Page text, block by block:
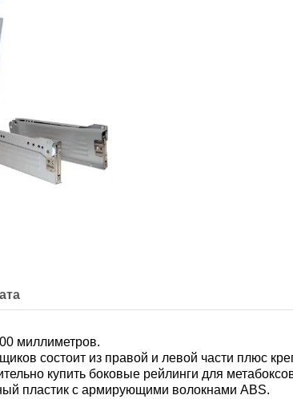
миллиметров.
состоит из правой и левой части плюс
купить боковые рейлинги для
пластик с армирующими волокнами ABS.